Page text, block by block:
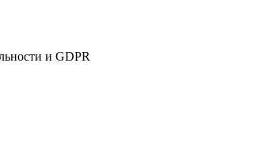
и GDPR